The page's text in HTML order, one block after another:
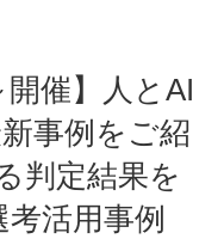
事例をご紹
判定結果を
活用事例